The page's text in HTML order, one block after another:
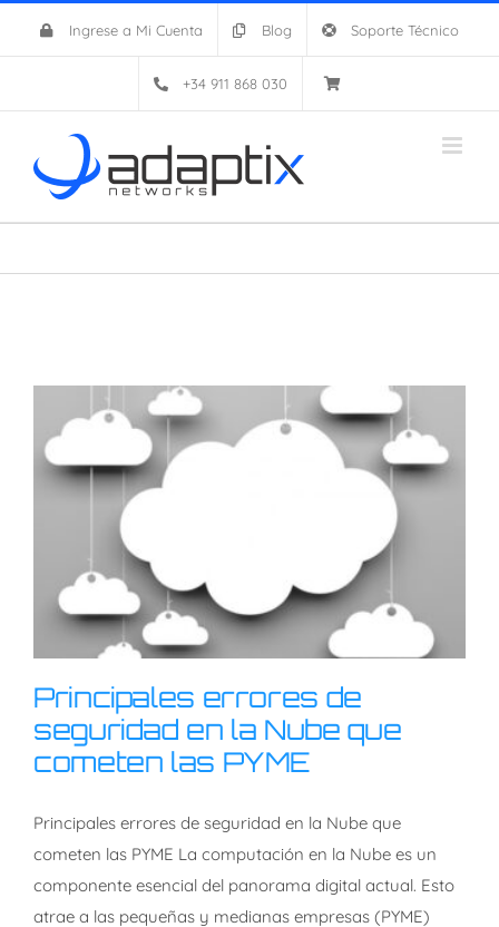
Ingrese a Mi Cuenta Blog Soporte Técnico
+34 911 868 030
seguridad en la Nube que
cometen las PYME
Principales errores de
seguridad en la Nube que
cometen las PYME
Principales errores de seguridad en la Nube que
cometen las PYME La computación en la Nube es un
componente esencial del panorama digital actual. Esto
atrae a las pequeñas y medianas empresas (PYME)